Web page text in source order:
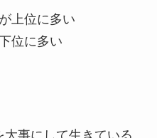
上位に多い
位に多い